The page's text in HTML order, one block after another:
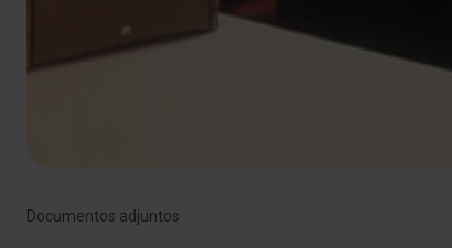
Documentos adjuntos